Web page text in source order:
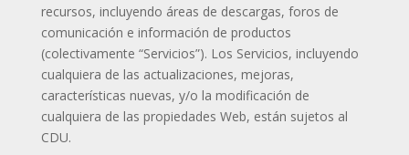
recursos, incluyendo áreas de descargas, foros de
comunicación e información de productos
(colectivamente “Servicios”). Los Servicios, incluyendo
cualquiera de las actualizaciones, mejoras,
características nuevas, y/o la modificación de
cualquiera de las propiedades Web, están sujetos al
CDU.